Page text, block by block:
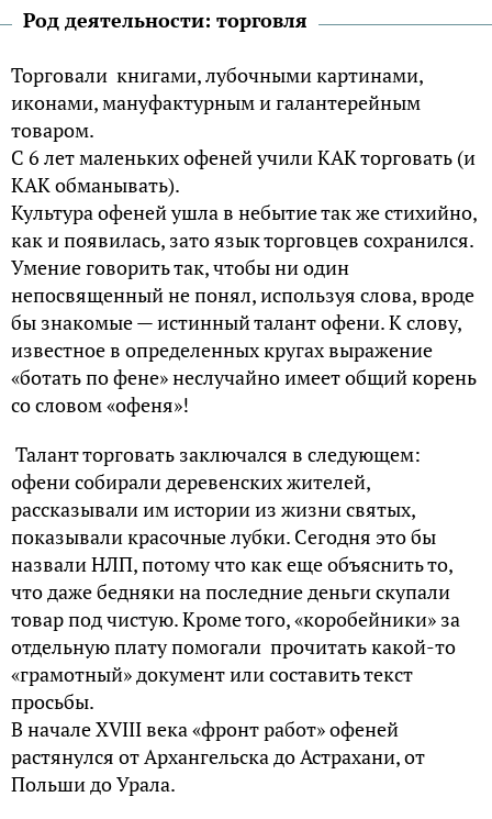
Род деятельности: торговля
Торговали книгами, лубочными картинами,
иконами, мануфактурным и галантерейным
товаром.
С 6 лет маленьких офеней учили КАК торговать (и
КАК обманывать).
Культура офеней ушла в небытие так же стихийно,
как и появилась, зато язык торговцев сохранился.
Умение говорить так, чтобы ни один
непосвященный не понял, используя слова, вроде
бы знакомые — истинный талант офени. К слову,
известное в определенных кругах выражение
«ботать по фене» неслучайно имеет общий корень
со словом «офеня»!
Талант торговать заключался в следующем:
офени собирали деревенских жителей,
рассказывали им истории из жизни святых,
показывали красочные лубки. Сегодня это бы
назвали НЛП, потому что как еще объяснить то,
что даже бедняки на последние деньги скупали
товар под чистую. Кроме того, «коробейники» за
отдельную плату помогали прочитать какой-то
«грамотный» документ или составить текст
просьбы.
В начале XVIII века «фронт работ» офеней
растянулся от Архангельска до Астрахани, от
Польши до Урала.